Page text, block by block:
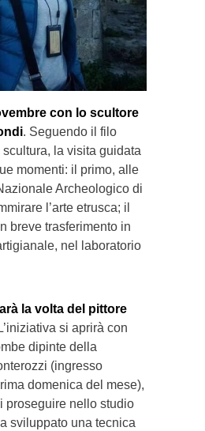
con lo scultore
. Seguendo il filo
la visita guidata
momenti: il primo, alle
Archeologico di
l’arte etrusca; il
breve trasferimento in
nel laboratorio
la volta del pittore
si aprirà con
dipinte della
(ingresso
domenica del mese),
proseguire nello studio
sviluppato una tecnica